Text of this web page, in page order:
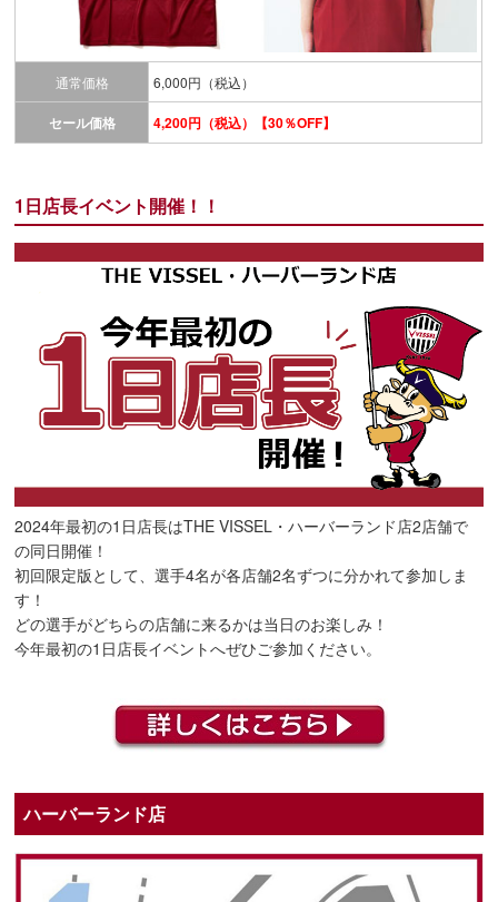
通常価格 6,000円（税込）
セール価格 4,200円（税込）【30％OFF】
1日店長イベント開催！！
2024年最初の1日店長はTHE VISSEL・ハーバーランド店2店舗で
の同日開催！
初回限定版として、選手4名が各店舗2名ずつに分かれて参加しま
す！
どの選手がどちらの店舗に来るかは当日のお楽しみ！
今年最初の1日店長イベントへぜひご参加ください。
ハーバーランド店